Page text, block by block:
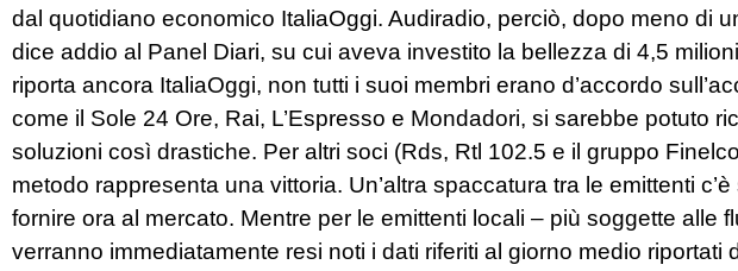
dal quotidiano economico ItaliaOggi. Audiradio, perciò, dopo meno di
dice addio al Panel Diari, su cui aveva investito la bellezza di 4,5
riporta ancora ItaliaOggi, non tutti i suoi membri erano d’accordo
come il Sole 24 Ore, Rai, L’Espresso e Mondadori, si sarebbe potuto
soluzioni così drastiche. Per altri soci (Rds, Rtl 102.5 e il gruppo
metodo rappresenta una vittoria. Un’altra spaccatura tra le emittenti
fornire ora al mercato. Mentre per le emittenti locali – più soggette alle
verranno immediatamente resi noti i dati riferiti al giorno medio riportati